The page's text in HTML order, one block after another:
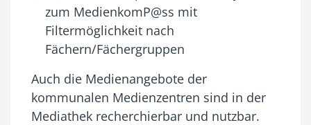
zum MedienkomP@ss mit
Filtermöglichkeit nach
Fächern/Fächergruppen
Auch die Medienangebote der
kommunalen Medienzentren sind in der
Mediathek recherchierbar und nutzbar.